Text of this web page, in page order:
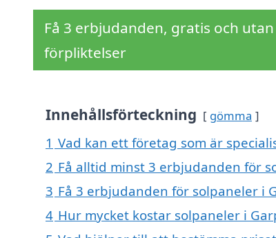
Få 3 erbjudanden, gratis och utan
förpliktelser
Innehållsförteckning gömma
1 Vad kan ett företag som är
2 Få alltid minst 3 erbjudanden för
3 Få 3 erbjudanden för solpaneler i
4 Hur mycket kostar solpaneler i